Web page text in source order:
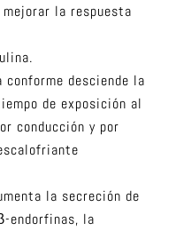
la respuesta
desciende la
de exposición al
conducción y por
la secreción de
endorfinas, la